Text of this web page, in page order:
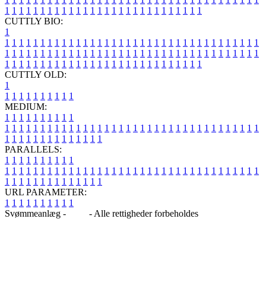
1 1 1 1 1 1 1 1 1 1 1 1 1 1 1 1 1 1 1 1 1 1 1 1 1 1 1 1
CUTTLY BIO:
1
1 1 1 1 1 1 1 1 1 1 1 1 1 1 1 1 1 1 1 1 1 1 1 1 1 1 1 1 1 1 1 1 1 1 1 1
1 1 1 1 1 1 1 1 1 1 1 1 1 1 1 1 1 1 1 1 1 1 1 1 1 1 1 1 1 1 1 1 1 1 1 1
1 1 1 1 1 1 1 1 1 1 1 1 1 1 1 1 1 1 1 1 1 1 1 1 1 1 1 1
CUTTLY OLD:
1
1 1 1 1 1 1 1 1 1 1
MEDIUM:
1 1 1 1 1 1 1 1 1 1
1 1 1 1 1 1 1 1 1 1 1 1 1 1 1 1 1 1 1 1 1 1 1 1 1 1 1 1 1 1 1 1 1 1 1 1
1 1 1 1 1 1 1 1 1 1 1 1 1 1
PARALLELS:
1 1 1 1 1 1 1 1 1 1
1 1 1 1 1 1 1 1 1 1 1 1 1 1 1 1 1 1 1 1 1 1 1 1 1 1 1 1 1 1 1 1 1 1 1 1
1 1 1 1 1 1 1 1 1 1 1 1 1 1
URL PARAMETER:
1 1 1 1 1 1 1 1 1 1
Svømmeanlæg -
- Alle rettigheder forbeholdes